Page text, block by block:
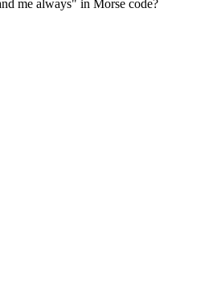
me always" in Morse code?